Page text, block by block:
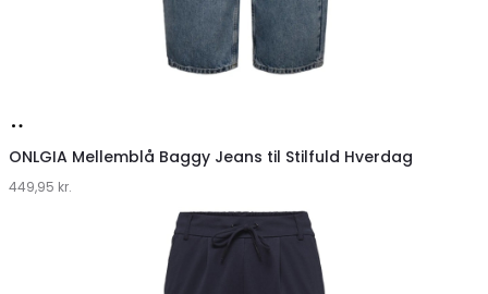
hos
Klædeskabet.dk
ONLGIA Mellemblå Baggy Jeans til Stilfuld Hverdag
449,95 kr.